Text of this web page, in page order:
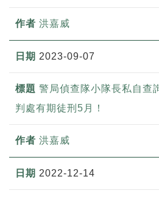
洪嘉威
2023-09-07
警局偵查隊小隊長私自查
判處有期徒刑5月！
洪嘉威
2022-12-14